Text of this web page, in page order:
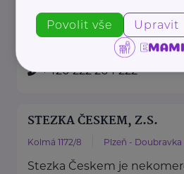
Ministerstvo zahraničních
Loretánské náměstí 5 Praha 1 –
https://www.mzv.cz/
+420 222 264 222
STEZKA ČESKEM, Z.S.
Kolmá 1172/8 Plzeň - Doubravka
Stezka Českem je
Povolit vše Upravit